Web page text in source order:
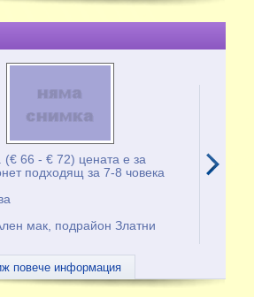
(€ 66 - € 72) цената е за
подходящ за 7-8 човека
мак, подрайон Златни
повече информация